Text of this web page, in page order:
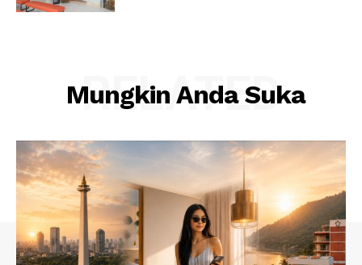
Mungkin Anda Suka
RELATED